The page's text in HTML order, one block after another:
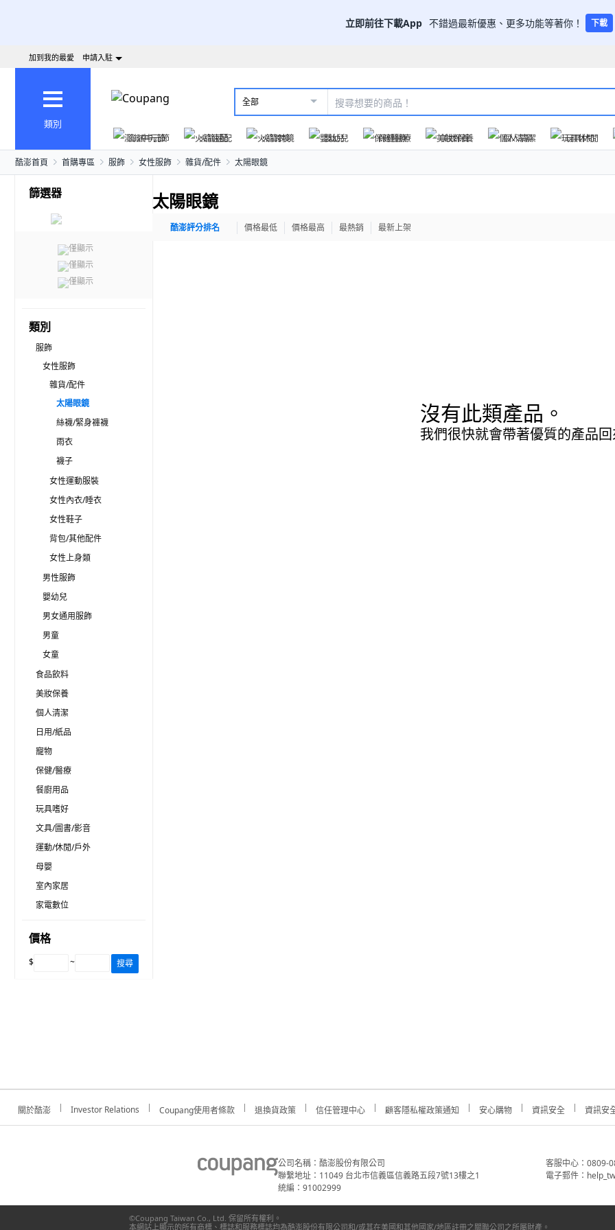
立即前往下載App 不錯過最新優惠、更多功能等著你！ 下載
加到我的最愛 申請入駐
類別
全部
澎派中元節 火箭速配 火箭跨境 嬰幼兒 保健醫療 美妝保養 個人清潔 玩具休閒
酷澎首頁 首購專區 服飾 女性服飾 雜貨/配件 太陽眼鏡
篩選器
僅顯示
僅顯示
僅顯示
類別
服飾
女性服飾
雜貨/配件
太陽眼鏡
絲襪/緊身褲襪
雨衣
襪子
女性運動服裝
女性內衣/睡衣
女性鞋子
背包/其他配件
女性上身類
男性服飾
嬰幼兒
男女通用服飾
男童
女童
食品飲料
美妝保養
個人清潔
日用/紙品
寵物
保健/醫療
餐廚用品
玩具嗜好
文具/圖書/影音
運動/休閒/戶外
母嬰
室內家居
家電數位
價格
$ ~ 搜尋
太陽眼鏡
酷澎評分排名 價格最低 價格最高 最熱銷 最新上架
沒有此類產品。
我們很快就會帶著優質的產品
關於酷澎 Investor Relations Coupang使用者條款 退換貨政策 信任管理中心 顧客隱私權政策通知 安心購物 資訊安全 資訊安
公司名稱：酷澎股份有限公司
聯繫地址：11049 台北市信義區信義路五段7號13樓之1
統編：91002999
客服中心：0809-
電子郵件：
©Coupang Taiwan Co., Ltd. 保留所有權利。
本網站上顯示的所有商標、標誌和服務標誌均為酷澎股份有限公司和/或其在美國和其他國家/地區註冊之關聯公司之所屬財產。